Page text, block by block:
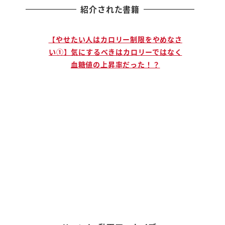
紹介された書籍
【やせたい人はカロリー制限をやめなさ
い①】気にするべきはカロリーではなく
血糖値の上昇率だった！？